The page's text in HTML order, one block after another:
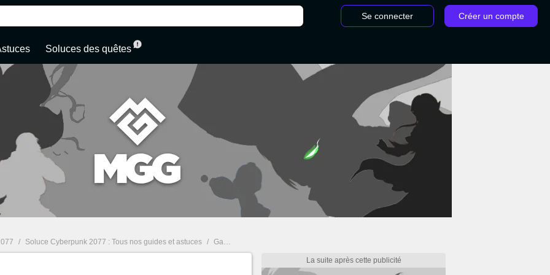
Se connecter Créer un compte
Soluces des quêtes
/ Soluce Cyberpunk 2077 : Tous nos guides et astuces / Gamescom 2019 : Cyberpunk 2077 mode multijoueur incertain